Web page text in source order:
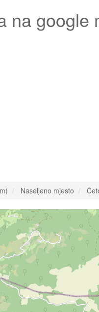
na google
Naseljeno mjesto